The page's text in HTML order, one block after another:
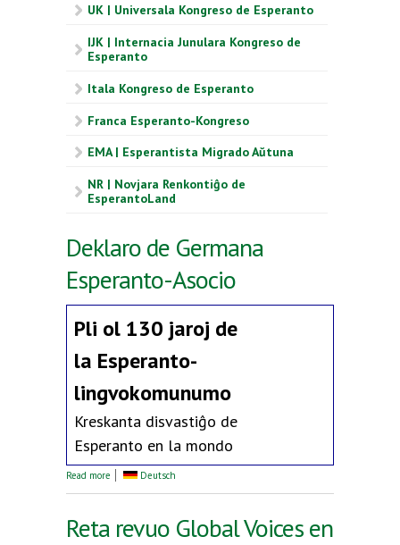
UK | Universala Kongreso de Esperanto
IJK | Internacia Junulara Kongreso de
Esperanto
Itala Kongreso de Esperanto
Franca Esperanto-Kongreso
EMA | Esperantista Migrado Aŭtuna
NR | Novjara Renkontiĝo de
EsperantoLand
Deklaro de Germana
Esperanto-Asocio
Pli ol 130 jaroj de
la Esperanto-
lingvokomunumo
Kreskanta disvastiĝo de
Esperanto en la mondo
Read more about Deklaro de Germana Esperanto-Asocio
Deutsch
Reta revuo Global Voices en